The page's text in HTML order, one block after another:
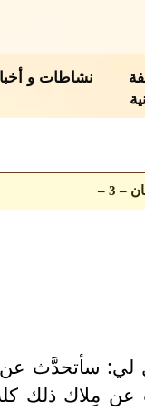
نشاطات و
– 3 –
لي: سأتحدَّث عن
مِلاك ذلك